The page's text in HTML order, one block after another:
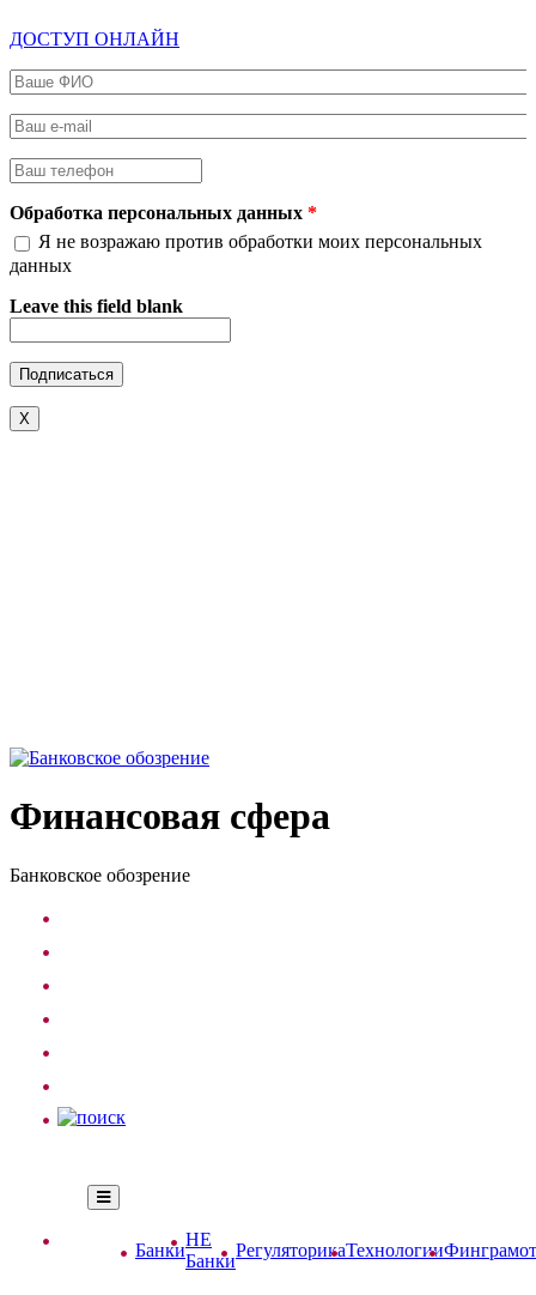
ДОСТУП ОНЛАЙН
Ваше ФИО
Ваш e-mail
Ваш телефон
Обработка персональных данных *
Я не возражаю против обработки моих персональных
данных
Leave this field blank
X
Финансовая сфера
Банковское обозрение
Банки
НЕ
Банки
РегуляторикаТехнологии